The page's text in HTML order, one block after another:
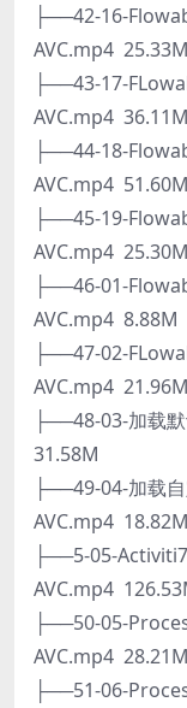
├──42-16-
AVC.mp4 25.33M
├──43-17-
AVC.mp4 36.11M
├──44-18-
AVC.mp4 51.60M
├──45-19-
AVC.mp4 25.30M
├──46-01-
AVC.mp4 8.88M
├──47-02-
AVC.mp4 21.96M
├──48-03-加载
31.58M
├──49-04-加载
AVC.mp4 18.82M
├──5-05-
AVC.mp4
├──50-05-
AVC.mp4 28.21M
├──51-06-